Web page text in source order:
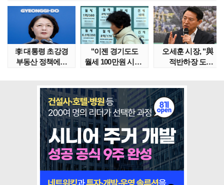
李 대통령 초강경
부동산 정책에…
"이젠 경기도도
월세 100만원 시대"
오세훈 시장, "與
적반하장 도